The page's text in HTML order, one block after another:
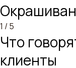
1 /5
Что
клиенты